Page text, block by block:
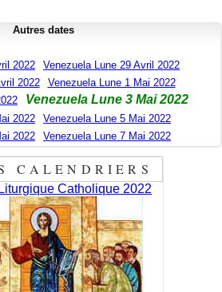
Autres dates
2022
Venezuela Lune 29 Avril 2022
2022
Venezuela Lune 1 Mai 2022
Venezuela Lune 3 Mai 2022
2022
Venezuela Lune 5 Mai 2022
2022
Venezuela Lune 7 Mai 2022
CALENDRIERS
Catholique 2022